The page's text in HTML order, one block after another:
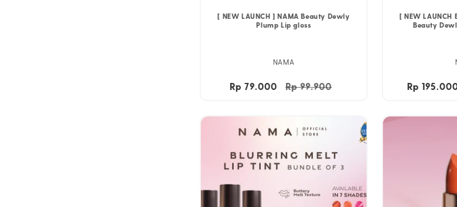
[ NEW LAUNCH ] NAMA Beauty Dewly
Plump Lip gloss
NAMA
Rp 79.000
Harga
Rp 99.900
[ NEW LAUNCH
Beauty
Rp